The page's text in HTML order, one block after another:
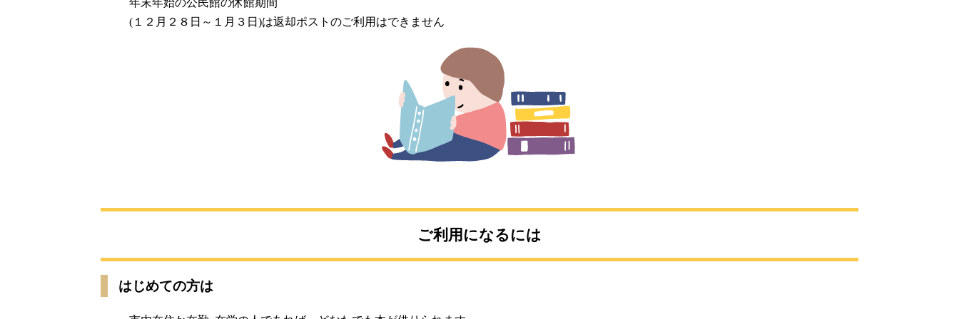
年末年始の公民館の休館期間
(１２月２８日～１月３日)は返却ポストのご利用はできません
ご利用になるには
はじめての方は